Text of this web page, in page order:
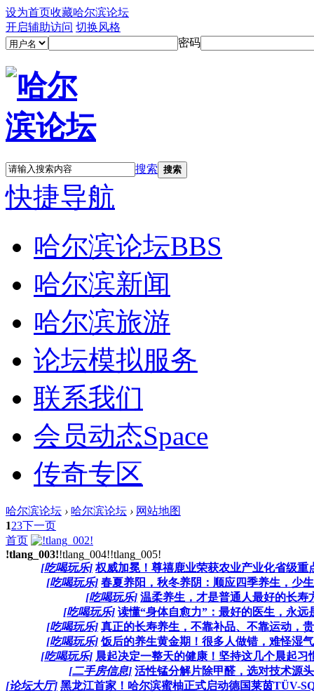
设为首页收藏哈尔滨论坛
开启辅助访问 切换风格
密码
搜索 搜索
快捷导航
哈尔滨论坛BBS
哈尔滨新闻
哈尔滨旅游
论坛模拟服务
联系我们
会员动态Space
传奇专区
哈尔滨论坛 › 哈尔滨论坛 › 网站地图
123下一页
首页
!tlang_003!!tlang_004!!tlang_005!
[吃喝玩乐] 权威加冕！尊禧鹿业荣获农业产业化省级重
[吃喝玩乐] 春夏养阳，秋冬养阴：顺应四季养生，少
[吃喝玩乐] 温柔养生，才是普通人最好的长寿
[吃喝玩乐] 读懂“身体自愈力”：最好的医生，永远
[吃喝玩乐] 真正的长寿养生，不靠补品、不靠运动，
[吃喝玩乐] 饭后的养生黄金期！很多人做错，难怪湿
[吃喝玩乐] 晨起决定一整天的健康！坚持这几个晨起习
[二手房信息] 活性锰分解片除甲醛，选对技术源
[论坛大厅] 黑龙江首家！哈尔滨蜜柚正式启动德国莱茵TÜV-